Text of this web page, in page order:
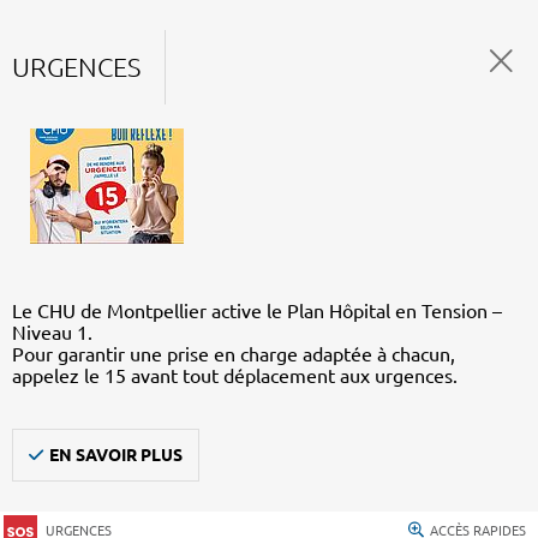
URGENCES
Le CHU de Montpellier active le Plan Hôpital en Tension –
Niveau 1.
Pour garantir une prise en charge adaptée à chacun,
appelez le 15 avant tout déplacement aux urgences.
EN SAVOIR PLUS
URGENCES ACCÈS RAPIDES